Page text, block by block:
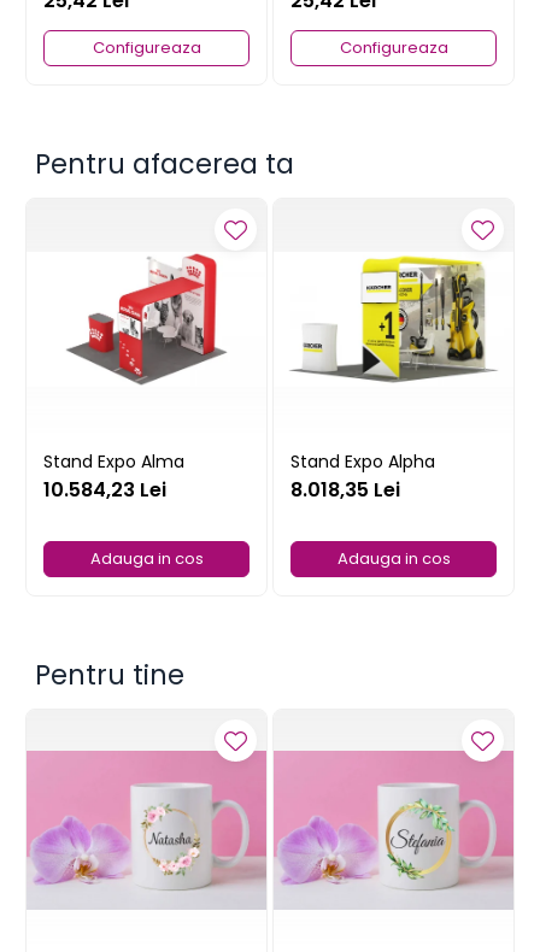
Configureaza Configureaza
Pentru afacerea ta
Stand Expo Alma
10.584,23 Lei
Adauga in cos
Stand Expo Alpha
8.018,35 Lei
Adauga in cos
Pentru tine